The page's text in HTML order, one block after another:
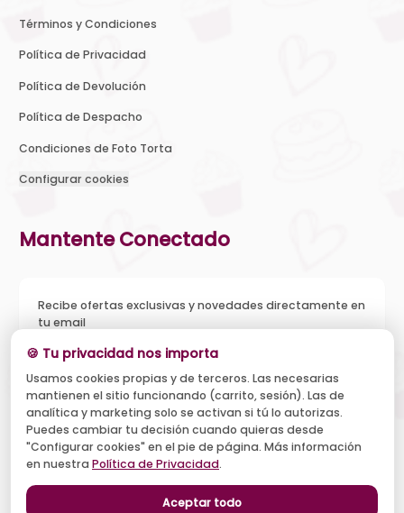
Términos y Condiciones
Política de Privacidad
Política de Devolución
Política de Despacho
Condiciones de Foto Torta
Configurar cookies
Mantente Conectado
Recibe ofertas exclusivas y novedades directamente en
tu email
Acepto recibir novedades y ofertas, y el tratamiento de mi
email según la Política de Privacidad . Puedo darme de baja
cuando quiera.
Suscribirse
🍪 Tu privacidad nos importa
Usamos cookies propias y de terceros. Las necesarias
mantienen el sitio funcionando (carrito, sesión). Las de
analítica y marketing solo se activan si tú lo autorizas.
Puedes cambiar tu decisión cuando quieras desde
"Configurar cookies" en el pie de página. Más información
en nuestra Política de Privacidad.
Aceptar todo